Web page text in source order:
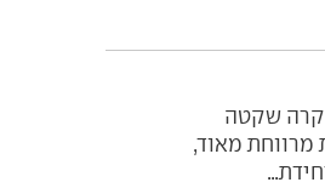
שקטה
מרווחת מאוד,